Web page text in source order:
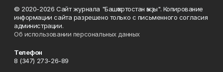
© 2020-2026 Сайт журнала "Башҡортостан ҡыҙы". Копирование
информации сайта разрешено только с письменного согласия
администрации.
Об использовании персональных данных
Телефон
8 (347) 273-26-89